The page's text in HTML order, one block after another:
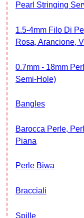
Pearl Stringing
1.5-4mm Filo Di Perle D'acqua Dolce (Tinti, Bianco,
Rosa, Arancione,
0.7mm - 18mm Perle Sciolte (Perle Non Forati, Perle
Semi-Hole)
Bangles
Barocca Perle, Perla A Forma Di Arachide, Perla
Piana
Perle Biwa
Bracciali
Spille